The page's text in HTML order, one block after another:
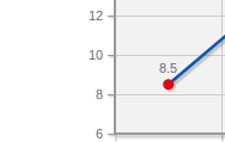
6
8
10
12
8.5